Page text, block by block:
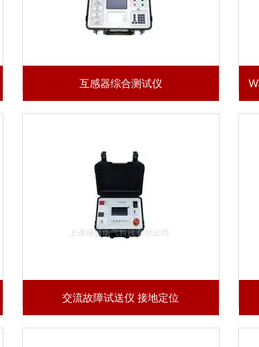
互感器综合测试仪
交流故障试送仪 接地定位